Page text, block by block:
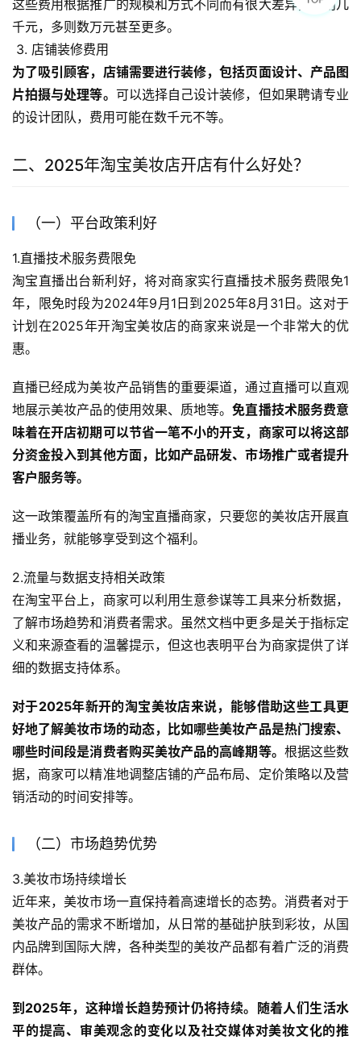
这些费用根据推广的规模和方式不同而有很大差异，少则几
千元，多则数万元甚至更多。
3. 店铺装修费用
为了吸引顾客，店铺需要进行装修，包括页面设计、产品图
片拍摄与处理等。 可以选择自己设计装修，但如果聘请专业
的设计团队，费用可能在数千元不等。
二、2025年淘宝美妆店开店有什么好处？
（一）平台政策利好
1.直播技术服务费限免
淘宝直播出台新利好，将对商家实行直播技术服务费限免1
年，限免时段为2024年9月1日到2025年8月31日。这对于
计划在2025年开淘宝美妆店的商家来说是一个非常大的优
惠。
直播已经成为美妆产品销售的重要渠道，通过直播可以直观
地展示美妆产品的使用效果、质地等。免直播技术服务费意
味着在开店初期可以节省一笔不小的开支，商家可以将这部
分资金投入到其他方面，比如产品研发、市场推广或者提升
客户服务等。
这一政策覆盖所有的淘宝直播商家，只要您的美妆店开展直
播业务，就能够享受到这个福利。
2.流量与数据支持相关政策
在淘宝平台上，商家可以利用生意参谋等工具来分析数据，
了解市场趋势和消费者需求。虽然文档中更多是关于指标定
义和来源查看的温馨提示，但这也表明平台为商家提供了详
细的数据支持体系。
对于2025年新开的淘宝美妆店来说，能够借助这些工具更
好地了解美妆市场的动态，比如哪些美妆产品是热门搜索、
哪些时间段是消费者购买美妆产品的高峰期等。 根据这些数
据，商家可以精准地调整店铺的产品布局、定价策略以及营
销活动的时间安排等。
（二）市场趋势优势
3.美妆市场持续增长
近年来，美妆市场一直保持着高速增长的态势。消费者对于
美妆产品的需求不断增加，从日常的基础护肤到彩妆，从国
内品牌到国际大牌，各种类型的美妆产品都有着广泛的消费
群体。
到2025年，这种增长趋势预计仍将持续。随着人们生活水
平的提高、审美观念的变化以及社交媒体对美妆文化的推